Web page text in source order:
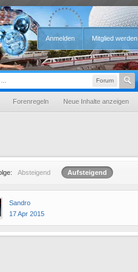
Anmelden Mitglied werden
Forum
Forenregeln Neue Inhalte anzeigen
Absteigend Aufsteigend
Sandro
17 Apr 2015